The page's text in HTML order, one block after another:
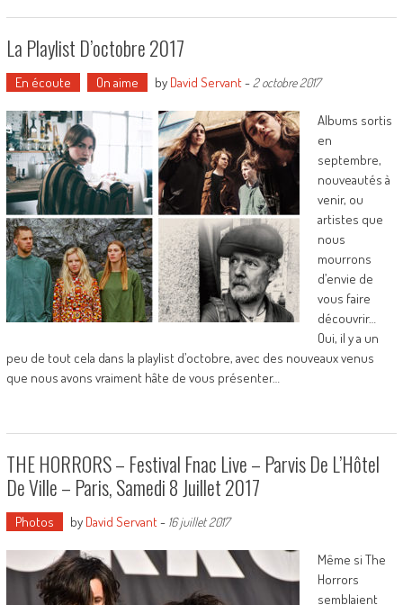
La Playlist D’octobre 2017
En écoute On aime by David Servant- 2 octobre 2017
Albums sortis
en
septembre,
nouveautés à
venir, ou
artistes que
nous
mourrons
d’envie de
vous faire
découvrir…
Oui, il y a un
peu de tout cela dans la playlist d’octobre, avec des nouveaux venus
que nous avons vraiment hâte de vous présenter…
THE HORRORS – Festival Fnac Live – Parvis De L’Hôtel
De Ville – Paris, Samedi 8 Juillet 2017
Photos by David Servant- 16 juillet 2017
Même si The
Horrors
semblaient